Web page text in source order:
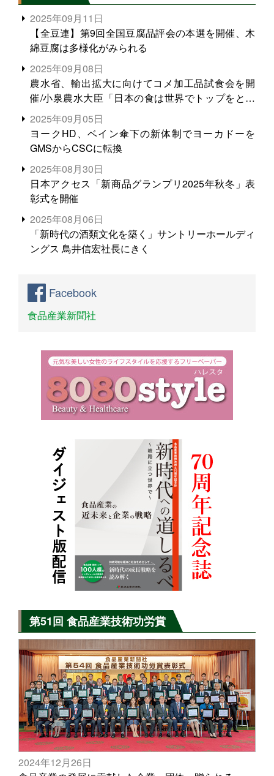
2025年09月11日
【全豆連】第9回全国豆腐品評会の本選を開催、木
綿豆腐は多様化がみられる
2025年09月08日
農水省、輸出拡大に向けてコメ加工品試食会を開
催/小泉農水大臣「日本の食は世界でトップをとれ
る。米増産に向けて、米輸出需要の拡大を」
2025年09月05日
ヨークHD、ベイン傘下の新体制でヨーカドーを
GMSからCSCに転換
2025年08月30日
日本アクセス「新商品グランプリ2025年秋冬」表
彰式を開催
2025年08月06日
「新時代の酒類文化を築く」サントリーホールディ
ングス 鳥井信宏社長にきく
Facebook
食品産業新聞社
第51回 食品産業技術功労賞
2024年12月26日